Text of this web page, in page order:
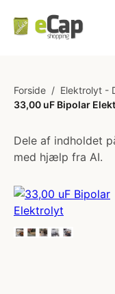
Forside / Elektrolyt -
33,00 uF Bipolar
Dele af indholdet
med hjælp fra AI.